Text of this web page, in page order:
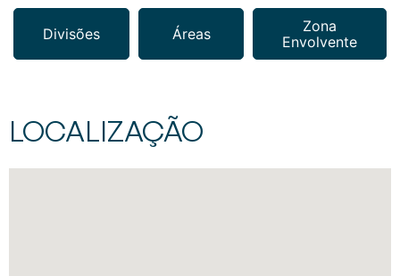
Divisões Áreas
Zona
Envolvente
LOCALIZAÇÃO